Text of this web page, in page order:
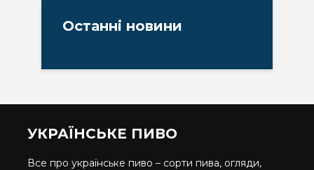
Останні новини
УКРАЇНСЬКЕ ПИВО
Все про українське пиво – сорти пива, огляди,